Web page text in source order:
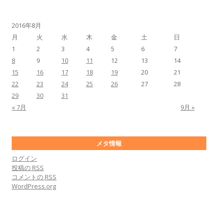
2016年8月
月
火 水 木 金 土 日
« 7月 9月 »
1 2 3 4 5 6
7
8
9 10 11 12 13
14
15
16 17 18 19 20
21
22
23 24 25 26 27
28
29
30 31
メタ情報
ログイン
投稿の RSS
コメントの RSS
WordPress.org